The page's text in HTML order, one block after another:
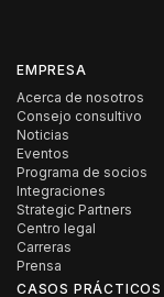
EMPRESA
Acerca de nosotros
Consejo consultivo
Noticias
Eventos
Programa de socios
Integraciones
Strategic Partners
Centro legal
Carreras
Prensa
CASOS PRÁCTICOS